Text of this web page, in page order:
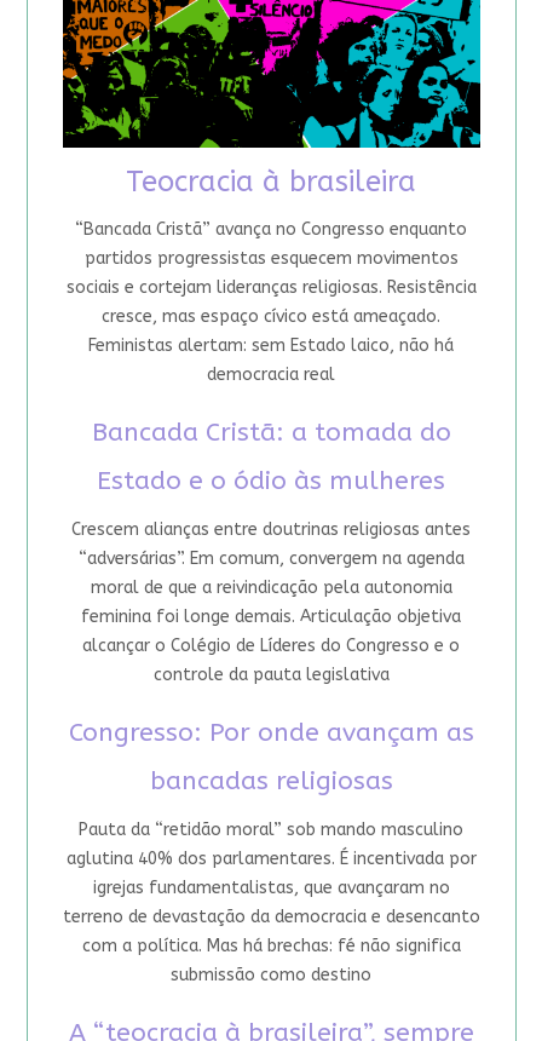
Teocracia à brasileira
“Bancada Cristã” avança no Congresso enquanto
partidos progressistas esquecem movimentos
sociais e cortejam lideranças religiosas. Resistência
cresce, mas espaço cívico está ameaçado.
Feministas alertam: sem Estado laico, não há
democracia real
Bancada Cristã: a tomada do
Estado e o ódio às mulheres
Crescem alianças entre doutrinas religiosas antes
“adversárias”. Em comum, convergem na agenda
moral de que a reivindicação pela autonomia
feminina foi longe demais. Articulação objetiva
alcançar o Colégio de Líderes do Congresso e o
controle da pauta legislativa
Congresso: Por onde avançam as
bancadas religiosas
Pauta da “retidão moral” sob mando masculino
aglutina 40% dos parlamentares. É incentivada por
igrejas fundamentalistas, que avançaram no
terreno de devastação da democracia e desencanto
com a política. Mas há brechas: fé não significa
submissão como destino
A “teocracia à brasileira”, sempre